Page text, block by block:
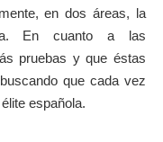
en dos áreas, la
En cuanto a las
pruebas y que éstas
que cada vez
española.